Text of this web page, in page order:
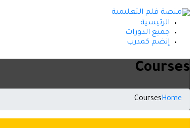
الرئيسية
جميع الدورات
إنضم كمدرب
Courses
Home
Courses